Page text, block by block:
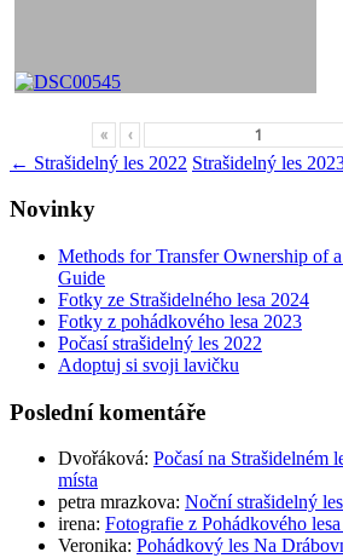
« ‹
Navigace
pro
příspěvky
← Strašidelný les 2022 Strašidelný les
Novinky
Methods for Transfer Ownership of
Guide
Fotky ze Strašidelného lesa 2024
Fotky z pohádkového lesa 2023
Počasí strašidelný les 2022
Adoptuj si svoji lavičku
Poslední komentáře
Dvořáková: Počasí na Strašidelném
místa
petra mrazkova: Noční strašidelný
irena: Fotografie z Pohádkového
Veronika: Pohádkový les Na